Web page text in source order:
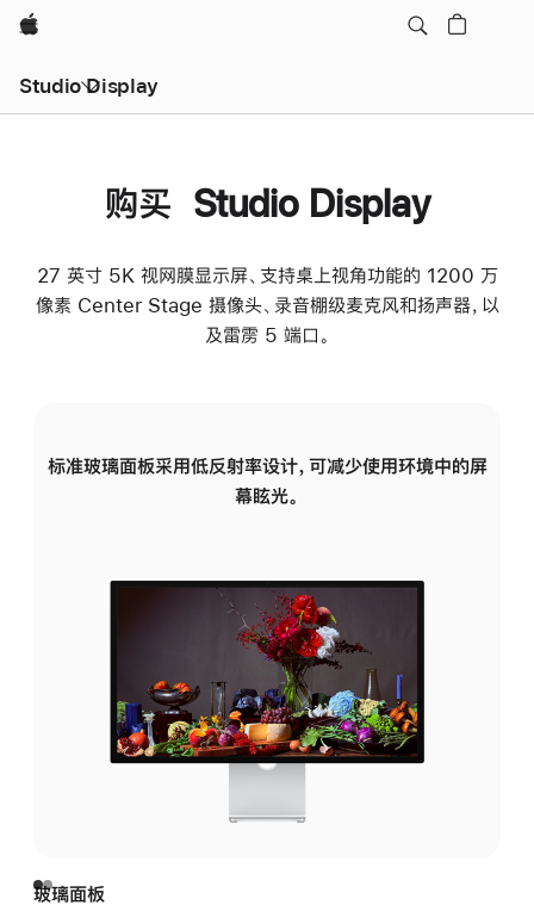
Apple
Studio Display
购买 Studio Display
27 英寸 5K 视网膜显示屏、支持桌上视角功能的 1200 万
像素 Center Stage 摄像头、录音棚级麦克风和扬声器，以
及雷雳 5 端口。
标准玻璃面板采用低反射率设计，可减少使用环境中的屏
幕眩光。
玻璃面板